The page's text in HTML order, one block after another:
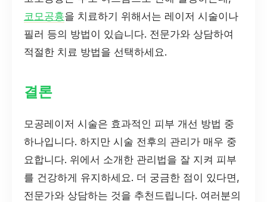
코모공흉을 치료하기 위해서는 레이저 시술이나
필러 등의 방법이 있습니다. 전문가와 상담하여
적절한 치료 방법을 선택하세요.
결론
모공레이저 시술은 효과적인 피부 개선 방법 중
하나입니다. 하지만 시술 전후의 관리가 매우 중
요합니다. 위에서 소개한 관리법을 잘 지켜 피부
를 건강하게 유지하세요. 더 궁금한 점이 있다면,
전문가와 상담하는 것을 추천드립니다. 여러분의